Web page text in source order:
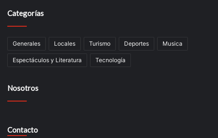
Categorías
Generales Locales Turismo Deportes Musica
Espectáculos y Literatura Tecnología
Nosotros
Contacto